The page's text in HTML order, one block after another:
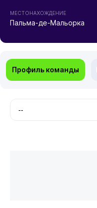
МЕСТОНАХОЖДЕНИЕ
Пальма-де-Мальорка
Профиль команды